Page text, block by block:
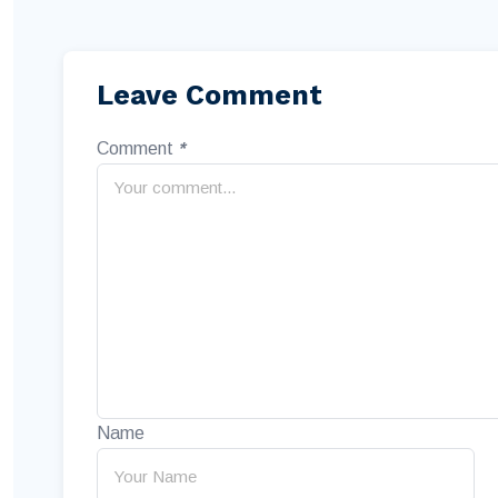
Leave Comment
Comment *
Name